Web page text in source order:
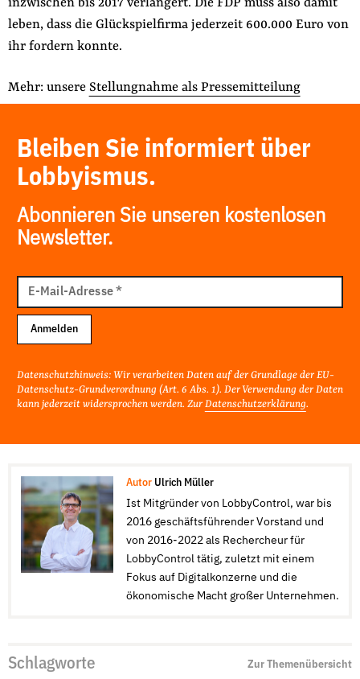
inzwischen bis 2017 verlängert. Die FDP muss also damit
leben, dass die Glückspielfirma jederzeit 600.000 Euro von
ihr fordern konnte.
Mehr: unsere Stellungnahme als Pressemitteilung
Bleiben Sie informiert über
Lobbyismus.
Abonnieren Sie unseren kostenlosen
Newsletter.
Mail
Adresse
E-Mail-Adresse*
Anmelden
Datenschutzhinweis: Wir verarbeiten Daten auf der Grundlage der EU-
Datenschutz-Grundverordnung (Art. 6 Abs. 1). Der Verwendung der Daten
kann jederzeit widersprochen werden. Zur Datenschutzerklärung.
Autor Ulrich Müller
Ist Mitgründer von LobbyControl, war bis
2016 geschäftsführender Vorstand und
von 2016-2022 als Rechercheur für
LobbyControl tätig, zuletzt mit einem
Fokus auf Digitalkonzerne und die
ökonomische Macht großer Unternehmen.
Schlagworte Zur Themenübersicht